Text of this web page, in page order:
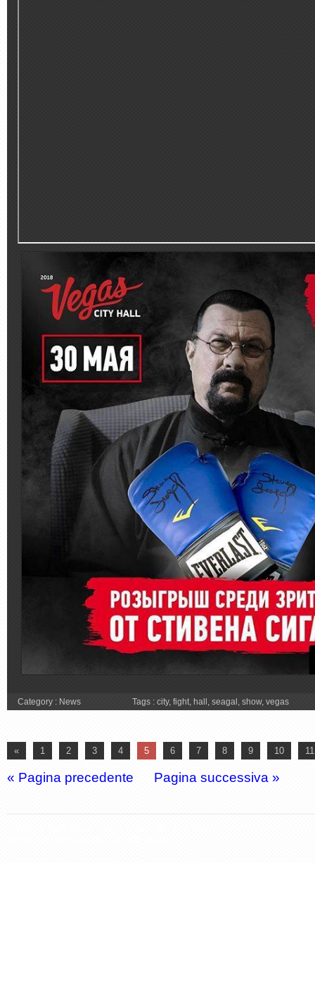
Category : News Tags : city, fight, hall , seagal , show, vegas
« 1 2 3 4 5 6 7 8 9 10 11
« Pagina precedente Pagina successiva »